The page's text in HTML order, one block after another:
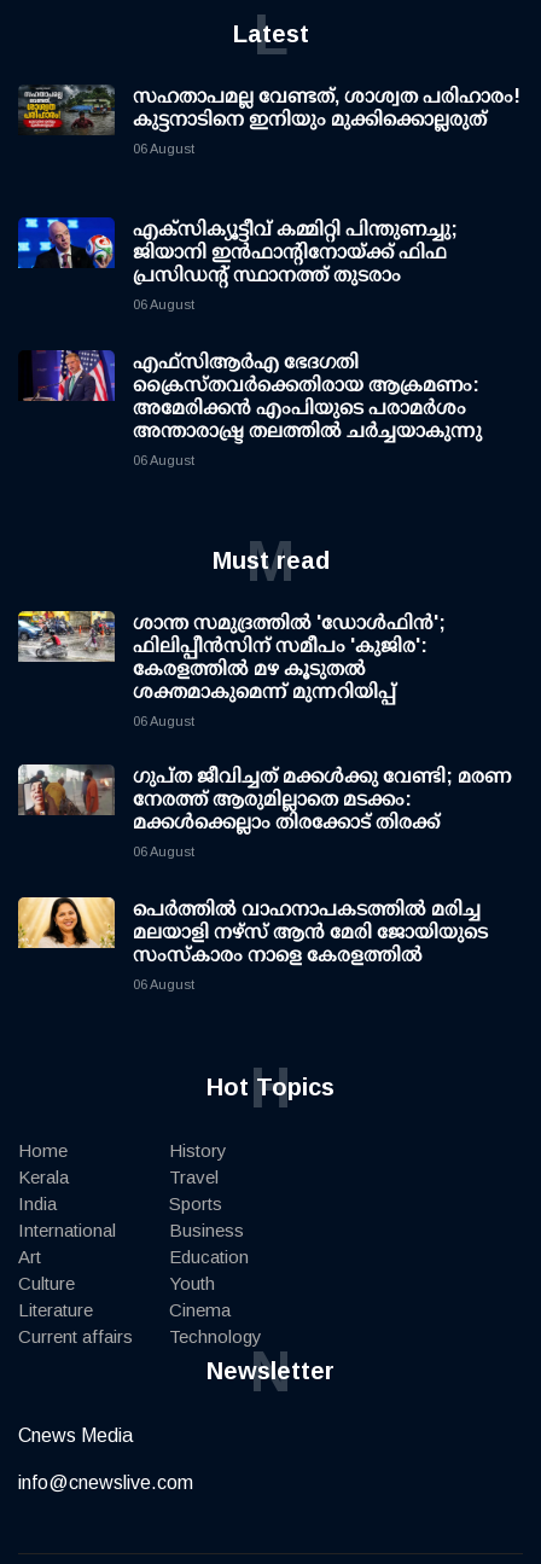
Latest
L
സഹതാപമല്ല വേണ്ടത്, ശാശ്വത പരിഹാരം!
കുട്ടനാടിനെ ഇനിയും മുക്കിക്കൊല്ലരുത്
06 August
എക്സിക്യൂട്ടീവ് കമ്മിറ്റി പിന്തുണച്ചു;
ജിയാനി ഇന്‍ഫാന്റിനോയ്ക്ക് ഫിഫ
പ്രസിഡന്റ് സ്ഥാനത്ത് തുടരാം
06 August
എഫ്‌സി‌ആര്‍‌എ ഭേദഗതി
ക്രൈസ്തവർക്കെതിരായ ആക്രമണം:
അമേരിക്കൻ എംപിയുടെ പരാമർശം
അന്താരാഷ്ട്ര തലത്തിൽ ചർച്ചയാകുന്നു
06 August
Must read
M
ശാന്ത സമുദ്രത്തില്‍ 'ഡോള്‍ഫിന്‍';
ഫിലിപ്പീന്‍സിന് സമീപം 'കുജിര':
കേരളത്തില്‍ മഴ കൂടുതല്‍
ശക്തമാകുമെന്ന് മുന്നറിയിപ്പ്
06 August
ഗുപ്ത ജീവിച്ചത് മക്കള്‍ക്കു വേണ്ടി; മരണ
നേരത്ത് ആരുമില്ലാതെ മടക്കം:
മക്കള്‍ക്കെല്ലാം തിരക്കോട് തിരക്ക്
06 August
പെർത്തിൽ വാഹനാപകടത്തിൽ മരിച്ച
മലയാളി നഴ്സ് ആൻ മേരി ജോയിയുടെ
സംസ്കാരം നാളെ കേരളത്തിൽ
06 August
Hot Topics
H
Home
Kerala
India
International
Art
Culture
Literature
Current affairs
History
Travel
Sports
Business
Education
Youth
Cinema
Technology
Newsletter
N
Cnews Media
info@cnewslive.com